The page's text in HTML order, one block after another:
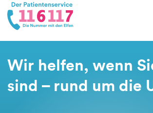
Wir helfen, wenn
sind – rund um die